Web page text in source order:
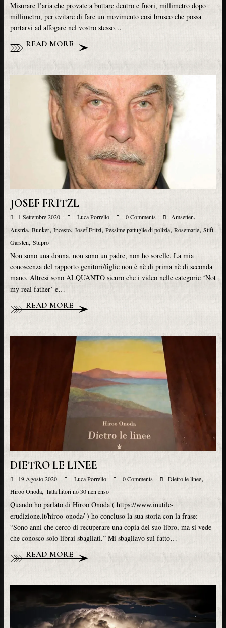
Misurare l’aria che provate a buttare dentro e fuori, millimetro dopo
millimetro, per evitare di fare un movimento così brusco che possa
portarvi ad affogare nel vostro stesso…
READ MORE
JOSEF FRITZL
1 Settembre 2020 Luca Porrello 0 Comments Amsetten,
Austria, Bunker, Incesto, Josef Fritzl, Pessime pattuglie di polizia, Rosemarie, Stift
Garsten, Stupro
Non sono una donna, non sono un padre, non ho sorelle. La mia
conoscenza del rapporto genitori/figlie non è nè di prima nè di seconda
mano. Altresì sono ALQUANTO sicuro che i video nelle categorie ‘Not
my real father’ e…
READ MORE
DIETRO LE LINEE
19 Agosto 2020 Luca Porrello 0 Comments Dietro le linee,
Hiroo Onoda, Tatta hitori no 30 nen enso
Quando ho parlato di Hiroo Onoda ( https://www.inutile-
erudizione.it/hiroo-onoda/ ) ho concluso la sua storia con la frase:
“Sono anni che cerco di recuperare una copia del suo libro, ma si vede
che conosco solo librai sbagliati.” Mi sbagliavo sul fatto…
READ MORE